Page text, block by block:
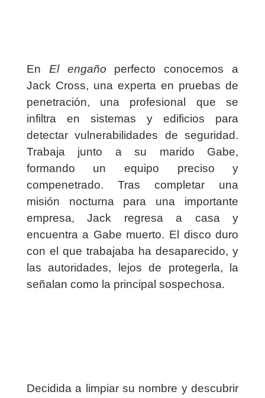
En El engaño perfecto conocemos a
Jack Cross, una experta en pruebas de
penetración, una profesional que se
infiltra en sistemas y edificios para
detectar vulnerabilidades de seguridad.
Trabaja junto a su marido Gabe,
formando un equipo preciso y
compenetrado. Tras completar una
misión nocturna para una importante
empresa, Jack regresa a casa y
encuentra a Gabe muerto. El disco duro
con el que trabajaba ha desaparecido, y
las autoridades, lejos de protegerla, la
señalan como la principal sospechosa.
Decidida a limpiar su nombre y descubrir